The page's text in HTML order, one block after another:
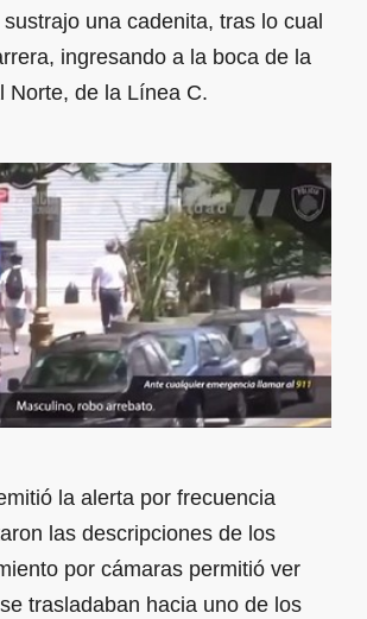
una cadenita, tras lo cual
ingresando a la boca de la
Norte, de la Línea C.
la alerta por frecuencia
las descripciones de los
por cámaras permitió ver
trasladaban hacia uno de los